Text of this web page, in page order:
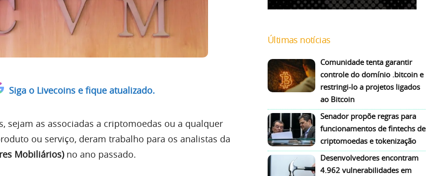
Siga o Livecoins e fique atualizado.
sejam as associadas a criptomoedas ou a qualquer
ou serviço, deram trabalho para os analistas da
Mobiliários)no ano passado.
Últimas notícias
Comunidade tenta garantir
controle do domínio .bitcoin e
restringi-lo a projetos ligados
ao Bitcoin
Senador propõe regras para
funcionamentos de fintechs de
criptomoedas e tokenização
Desenvolvedores encontram
4.962 vulnerabilidades em